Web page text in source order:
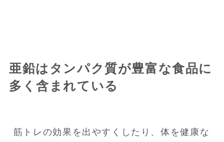
亜鉛はタンパク質が豊富な食品に
多く含まれている
筋トレの効果を出やすくしたり、体を健康な